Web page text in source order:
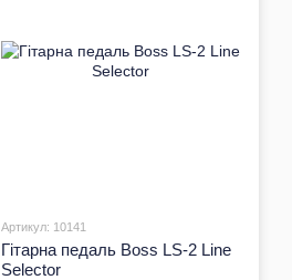
Артикул: 10141
Гітарна педаль Boss LS-2 Line
Selector